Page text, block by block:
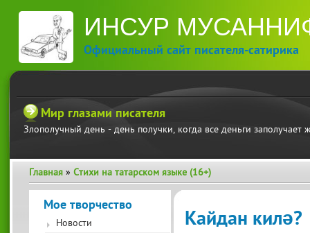
ИНСУР
Официальный сайт писателя-сатирика
Мир глазами писателя
Злополучный день - день получки, когда все деньги заполучает
Вы здесь
Главная » Стихи на татарском языке (16+)
Кайдан килә?
Мое творчество
Новости